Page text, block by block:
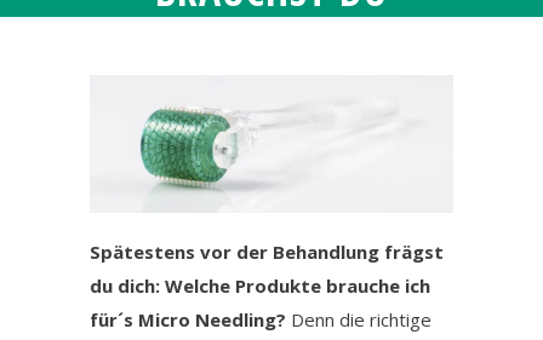
Spätestens vor der Behandlung frägst
du dich: Welche Produkte brauche ich
für´s Micro Needling? Denn die richtige